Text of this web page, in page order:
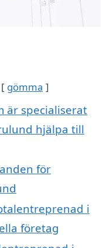
gömma
är specialiserat
hjälpa till
för
i
företag